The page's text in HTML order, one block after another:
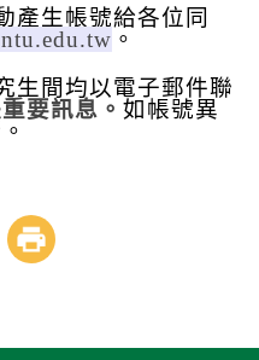
產生帳號給各位同
。
生間均以電子郵件聯
要訊息。 如帳號異